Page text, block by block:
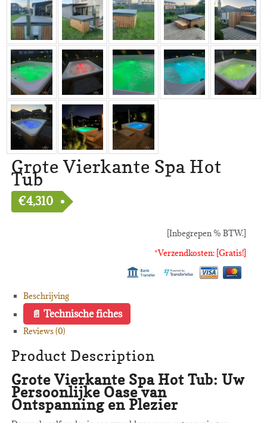
Grote Vierkante Spa Hot
Tub
€4,310
[Inbegrepen % BTW.]
*Verzendkosten: [Gratis!]
Beschrijving
Technische fiches
Reviews (0)
Product Description
Grote Vierkante Spa Hot Tub: Uw
Persoonlijke Oase van
Ontspanning en Plezier